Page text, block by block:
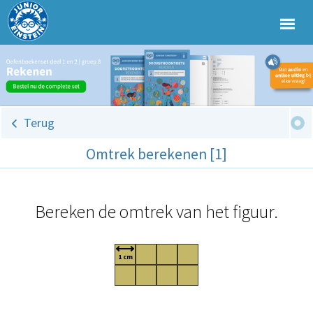
Terug
Omtrek berekenen [1]
Bereken de omtrek van het figuur.
1 cm